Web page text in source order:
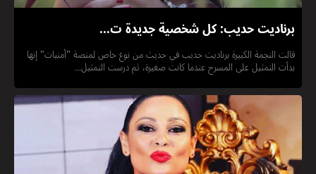
برناديت حديب: كل شخصية جديدة ت...
قالت النجمة الكبيرة برناديت حديب في حديث من نوع خاص لمنصة "أمنيات" إنها
بدأت التمثيل على المسرح عندما كانت صغيرة، ثم درست التمثيل...